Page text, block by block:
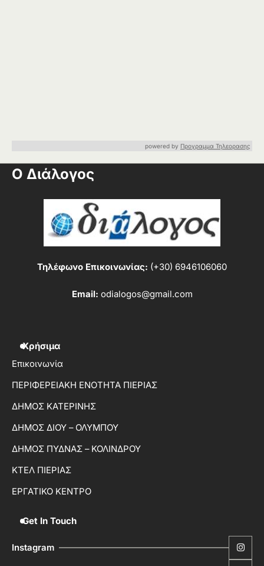
powered by Προγραμμα Τηλεορασης
Ο Διάλογος
Τηλέφωνο Επικοινωνίας: (+30) 6946106060
Email: odialogos@gmail.com
Χρήσιμα
Επικοινωνία
ΠΕΡΙΦΕΡΕΙΑΚΗ ΕΝΟΤΗΤΑ ΠΙΕΡΙΑΣ
ΔΗΜΟΣ ΚΑΤΕΡΙΝΗΣ
ΔΗΜΟΣ ΔΙΟΥ – ΟΛΥΜΠΟΥ
ΔΗΜΟΣ ΠΥΔΝΑΣ – ΚΟΛΙΝΔΡΟΥ
ΚΤΕΛ ΠΙΕΡΙΑΣ
ΕΡΓΑΤΙΚΟ ΚΕΝΤΡΟ
Get In Touch
Instagram